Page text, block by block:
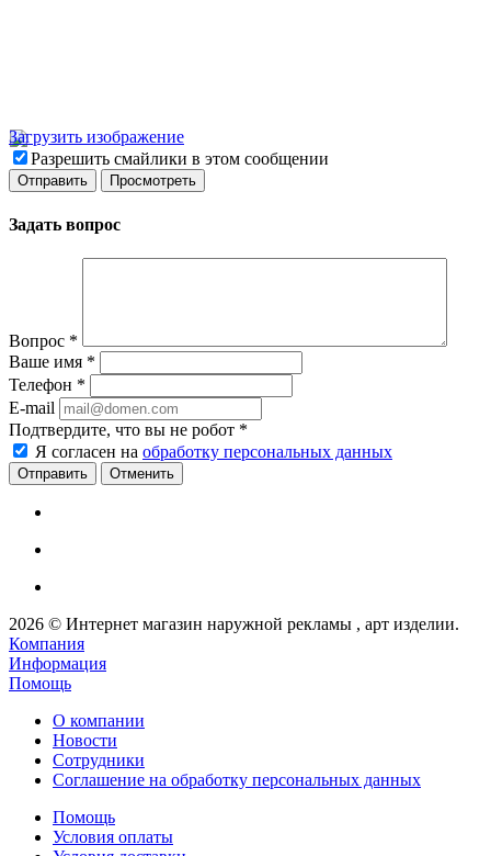
Загрузить изображение
Разрешить смайлики в этом сообщении
Задать вопрос
Вопрос *
Ваше имя *
Телефон *
E-mail
Подтвердите, что вы не робот *
Я согласен на обработку персональных данных
Отменить
2026 © Интернет магазин наружной рекламы , арт изделии.
Компания
Информация
Помощь
О компании
Новости
Сотрудники
Соглашение на обработку персональных данных
Помощь
Условия оплаты